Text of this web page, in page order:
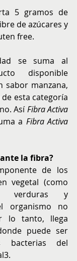
5 gramos de
de azúcares y
free.
se suma al
disponible
sabor manzana,
esta categoría
Así Fibra Activa
a Fibra Activa
la fibra?
de los
vegetal (como
verduras y
organismo no
lo tanto, llega
puede ser
bacterias del